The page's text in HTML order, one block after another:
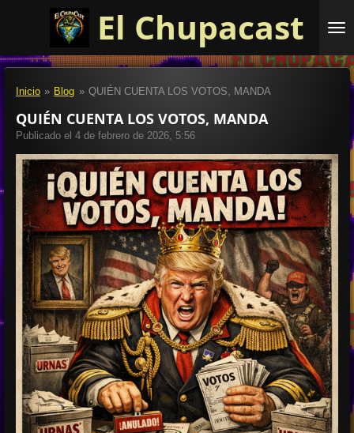
principal
El Chupacast
Inicio » Blog » QUIÉN CUENTA LOS VOTOS, MANDA
QUIÉN CUENTA LOS VOTOS, MANDA
Publicado el 4 de febrero de 2026, 5:56